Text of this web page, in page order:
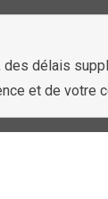
délais
et de votre